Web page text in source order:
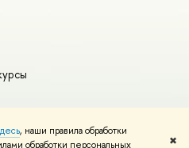
, наши правила обработки
обработки персональных ✖
Редактору